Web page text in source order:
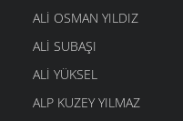
ALI OSMAN YILDIZ
ALI SUBAŞI
ALI YÜKSEL
ALP KUZEY YILMAZ